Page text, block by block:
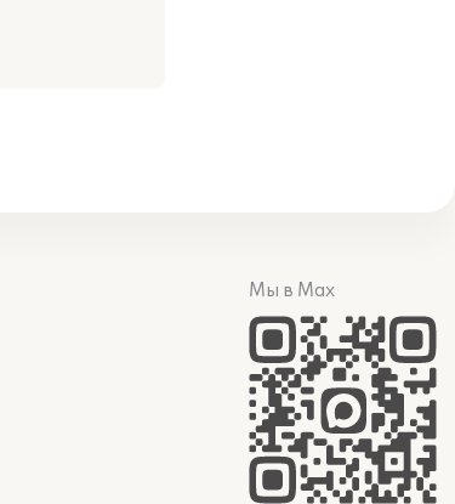
Мы в Max